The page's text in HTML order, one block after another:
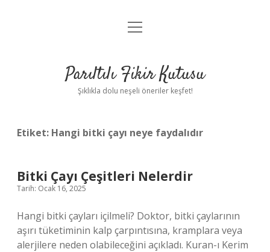
Anasayfa
Yasal Uyarı
menüyü
Parıltılı Fikir Kutusu
Şıklıkla dolu neşeli öneriler keşfet!
Etiket: Hangi bitki çayı neye faydalıdır
Bitki Çayı Çeşitleri Nelerdir
Tarih: Ocak 16, 2025
Hangi bitki çayları içilmeli? Doktor, bitki çaylarının
aşırı tüketiminin kalp çarpıntısına, kramplara veya
alerjilere neden olabileceğini açıkladı. Kuran-ı Kerim